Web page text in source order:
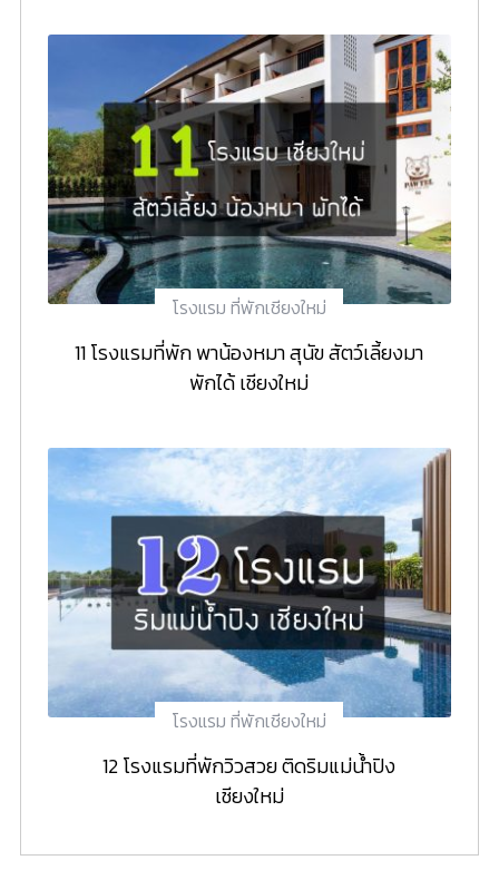
โรงแรม ที่พักเชียงใหม่
11 โรงแรมที่พัก พาน้องหมา สุนัข สัตว์เลี้ยงมา
พักได้ เชียงใหม่
โรงแรม ที่พักเชียงใหม่
12 โรงแรมที่พักวิวสวย ติดริมแม่น้ำปิง
เชียงใหม่